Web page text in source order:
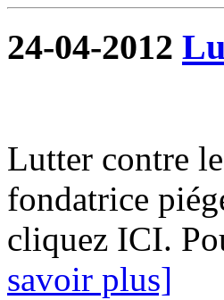
24-04-2012
Lutter contre
fondatrice
cliquez ICI.
savoir plus]